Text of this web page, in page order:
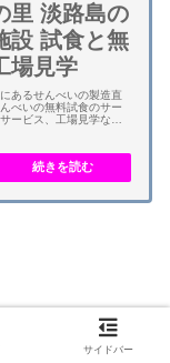
里 淡路島の
設 試食と無
場見学
あるせんべいの製造直
べいの無料試食のサー
ービス、工場見学など
サイドバー